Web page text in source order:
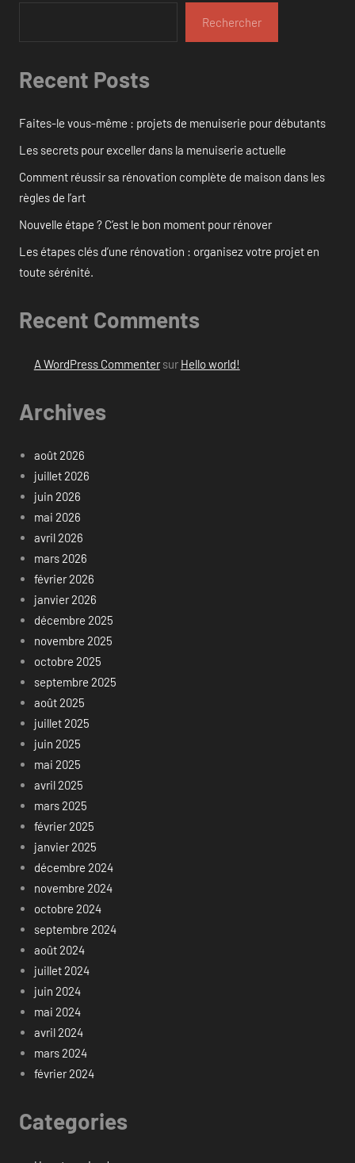
Rechercher
Recent Posts
Faites-le vous-même : projets de menuiserie pour débutants
Les secrets pour exceller dans la menuiserie actuelle
Comment réussir sa rénovation complète de maison dans les
règles de l’art
Nouvelle étape ? C’est le bon moment pour rénover
Les étapes clés d’une rénovation : organisez votre projet en
toute sérénité.
Recent Comments
A WordPress Commentersur Hello world!
Archives
août 2026
juillet 2026
juin 2026
mai 2026
avril 2026
mars 2026
février 2026
janvier 2026
décembre 2025
novembre 2025
octobre 2025
septembre 2025
août 2025
juillet 2025
juin 2025
mai 2025
avril 2025
mars 2025
février 2025
janvier 2025
décembre 2024
novembre 2024
octobre 2024
septembre 2024
août 2024
juillet 2024
juin 2024
mai 2024
avril 2024
mars 2024
février 2024
Categories